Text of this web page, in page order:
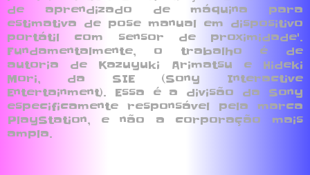
de aprendizado de máquina para
estimativa de pose manual em dispositivo
portátil com sensor de proximidade'.
Fundamentalmente, o trabalho é de
autoria de Kazuyuki Arimatsu e Hideki
Mori, da SIE (Sony Interactive
Entertainment). Essa é a divisão da Sony
especificamente responsável pela marca
PlayStation, e não a corporação mais
ampla.